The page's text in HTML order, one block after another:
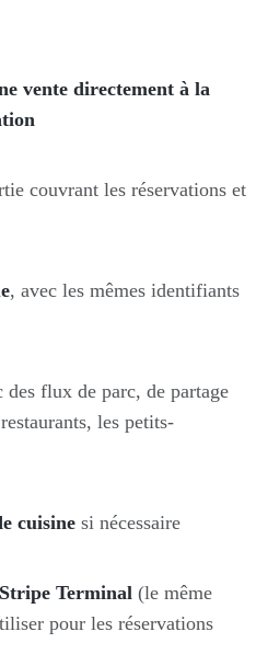
vente directement à la
couvrant les réservations et
, avec les mêmes identifiants
des flux de parc, de partage
les petits-
cuisinesi nécessaire
Stripe Terminal (le même
pour les réservations